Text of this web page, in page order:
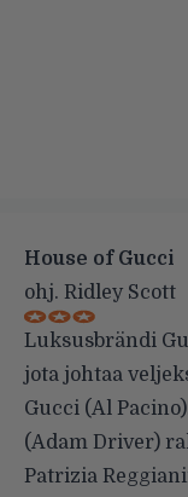
House of Gucci
ohj. Ridley Scott
Luksusbrändi
jota johtaa
Gucci (Al
(Adam Driver)
Patrizia